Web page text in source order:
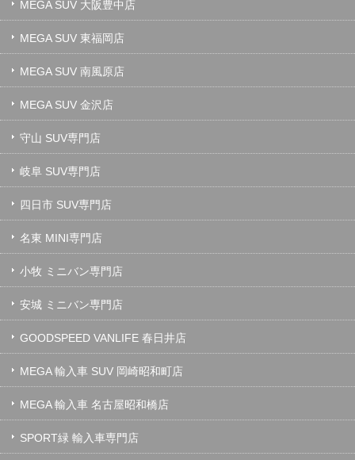
MEGA SUV 大阪豊中店
MEGA SUV 東福岡店
MEGA SUV 南風原店
MEGA SUV 金沢店
守山 SUV専門店
岐阜 SUV専門店
四日市 SUV専門店
名東 MINI専門店
小牧 ミニバン専門店
安城 ミニバン専門店
GOODSPEED VANLIFE 春日井店
MEGA 輸入車 SUV 岡崎昭和町店
MEGA 輸入車 名古屋昭和橋店
SPORT緑 輸入車専門店